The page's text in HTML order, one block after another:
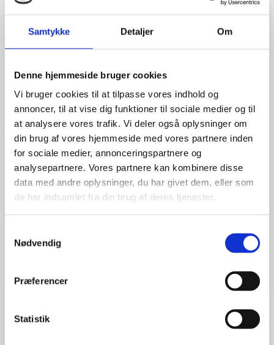
Samtykke Detaljer Om
Denne hjemmeside bruger cookies
Vi bruger cookies til at tilpasse vores indhold og
annoncer, til at vise dig funktioner til sociale medier og til
at analysere vores trafik. Vi deler også oplysninger om
din brug af vores hjemmeside med vores partnere inden
for sociale medier, annonceringspartnere og
analysepartnere. Vores partnere kan kombinere disse
data med andre oplysninger, du har givet dem, eller som
de har indsamlet fra din brug af deres tjenester.
Nødvendig
Præferencer
Statistik
Skal min ejendom separatkloakeres?
Skal jeg have en kloakmester til at lave
Se alle spørgsmål og svar
Pumpestation på egen grund
Hvad skal jeg gøre hvis pumpestationen
larmer?
Hvad hvis den røde lampe lyser?